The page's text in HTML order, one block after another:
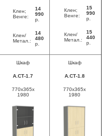
Клен;
Венге:
14
990
р.
Клен/
Метал.:
14
480
р.
Клен;
Венге:
15
990
р.
Клен/
Метал.:
15
440
р.
Шкаф
А.СТ-1.7
770x365x
1980
Шкаф
А.СТ-1.8
770x365x
1980